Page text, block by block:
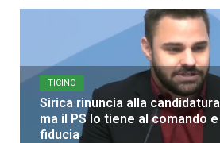
TICINO
Sirica rinuncia alla
ma il PS lo tiene al comando
fiducia